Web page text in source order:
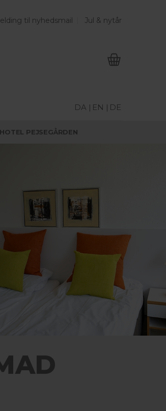
til nyhedsmail Jul & nytår
DA | EN | DE
PEJSEGÅRDEN